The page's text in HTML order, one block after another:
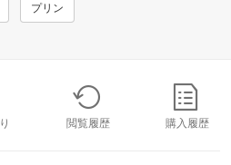
プリン
閲覧履歴 購入履歴